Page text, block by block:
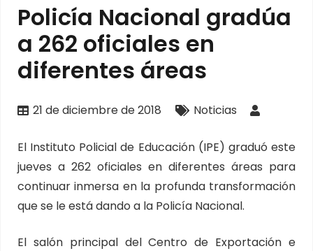
Policía Nacional gradúa
a 262 oficiales en
diferentes áreas
21 de diciembre de 2018 Noticias
El Instituto Policial de Educación (IPE) graduó este
jueves a 262 oficiales en diferentes áreas para
continuar inmersa en la profunda transformación
que se le está dando a la Policía Nacional.
El salón principal del Centro de Exportación e